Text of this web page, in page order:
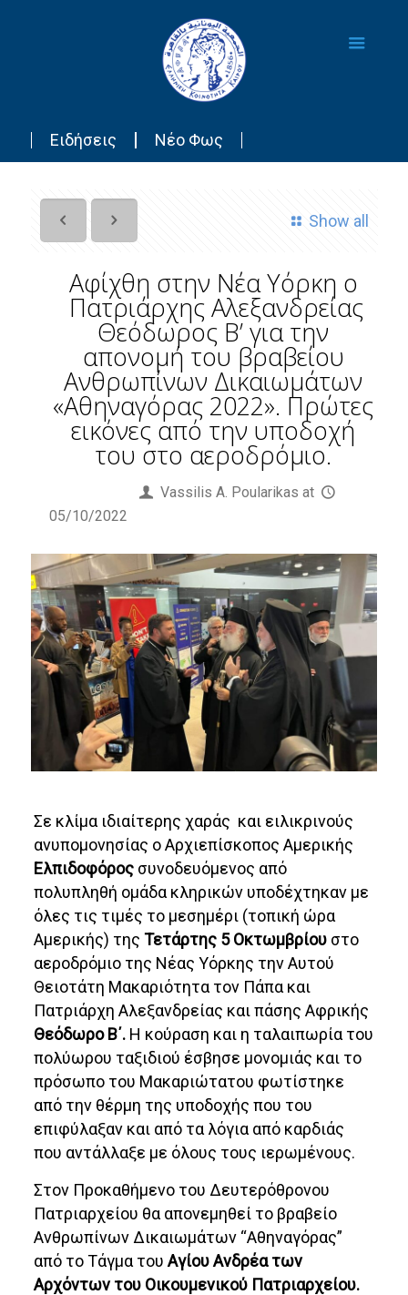
Ειδήσεις Νέο Φως
Show all
Αφίχθη στην Νέα Υόρκη ο
Πατριάρχης Αλεξανδρείας
Θεόδωρος Β’ για την
απονομή του βραβείου
Ανθρωπίνων Δικαιωμάτων
«Αθηναγόρας 2022». Πρώτες
εικόνες από την υποδοχή
του στο αεροδρόμιο.
Vassilis Α. Poularikas at
05/10/2022
Σε κλίμα ιδιαίτερης χαράς και ειλικρινούς
ανυπομονησίας ο Αρχιεπίσκοπος Αμερικής
Ελπιδοφόρος συνοδευόμενος από
πολυπληθή ομάδα κληρικών υποδέχτηκαν με
όλες τις τιμές το μεσημέρι (τοπική ώρα
Αμερικής) τηςΤετάρτης 5 Οκτωμβρίου στο
αεροδρόμιο της Νέας Υόρκης την Αυτού
Θειοτάτη Μακαριότητα τον Πάπα και
Πατριάρχη Αλεξανδρείας και πάσης Αφρικής
Θεόδωρο Β΄. Η κούραση και η ταλαιπωρία του
πολύωρου ταξιδιού έσβησε μονομιάς και το
πρόσωπο του Μακαριώτατου φωτίστηκε
από την θέρμη της υποδοχής που του
επιφύλαξαν και από τα λόγια από καρδιάς
που αντάλλαξε με όλους τους ιερωμένους.
Στον Προκαθήμενο του Δευτερόθρονου
Πατριαρχείου θα απονεμηθεί το βραβείο
Ανθρωπίνων Δικαιωμάτων “Αθηναγόρας”
από το Τάγμα τουΑγίου Ανδρέα των
Αρχόντων του Οικουμενικού Πατριαρχείου.